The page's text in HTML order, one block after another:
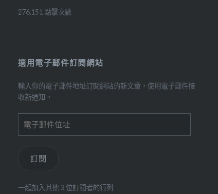
276,151 點擊次數
適用電子郵件訂閱網站
輸入你的電子郵件地址訂閱網站的新文章，使用電子郵件接
收新通知。
子
訂閱
一起加入其他 3 位訂閱者的行列